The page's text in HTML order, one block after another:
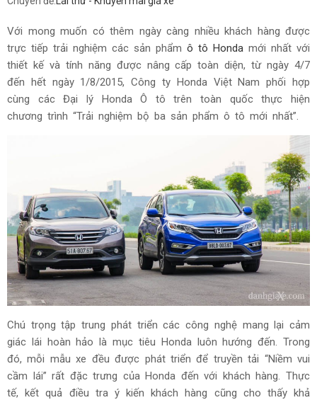
Với mong muốn có thêm ngày càng nhiều khách hàng được
trực tiếp trải nghiệm các sản phẩm ô tô Honda mới nhất với
thiết kế và tính năng được nâng cấp toàn diện, từ ngày 4/7
đến hết ngày 1/8/2015, Công ty Honda Việt Nam phối hợp
cùng các Đại lý Honda Ô tô trên toàn quốc thực hiện
chương trình “Trải nghiệm bộ ba sản phẩm ô tô mới nhất”.
Chú trọng tập trung phát triển các công nghệ mang lại cảm
giác lái hoàn hảo là mục tiêu Honda luôn hướng đến. Trong
đó, mỗi mẫu xe đều được phát triển để truyền tải “Niềm vui
cầm lái” rất đặc trưng của Honda đến với khách hàng. Thực
tế, kết quả điều tra ý kiến khách hàng cũng cho thấy khả